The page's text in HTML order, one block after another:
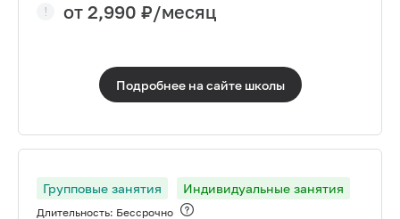
от 2,990 ₽/месяц
Подробнее на сайте школы
Групповые занятия Индивидуальные занятия
Длительность: Бессрочно